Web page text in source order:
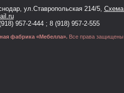
ул.Ставропольская 214/5, Схема
957-2-444 ; 8 (918) 957-2-555
фабрика «Мебелла».Все права